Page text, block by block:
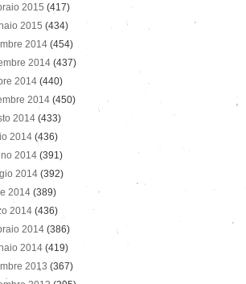
2015 (417)
2015 (434)
2014 (454)
2014 (437)
2014 (440)
2014 (450)
2014 (433)
2014 (436)
2014 (391)
2014 (392)
2014 (389)
2014 (436)
2014 (386)
2014 (419)
2013 (367)